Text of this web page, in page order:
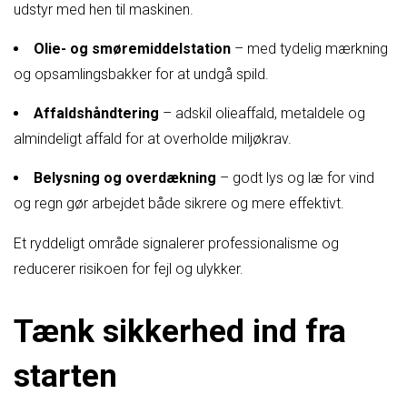
udstyr med hen til maskinen.
Olie- og smøremiddelstation – med tydelig mærkning
og opsamlingsbakker for at undgå spild.
Affaldshåndtering – adskil olieaffald, metaldele og
almindeligt affald for at overholde miljøkrav.
Belysning og overdækning – godt lys og læ for vind
og regn gør arbejdet både sikrere og mere effektivt.
Et ryddeligt område signalerer professionalisme og
reducerer risikoen for fejl og ulykker.
Tænk sikkerhed ind fra
starten